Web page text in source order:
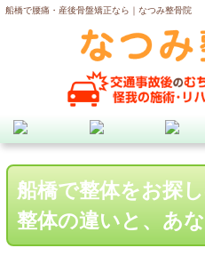
船橋で腰痛・産後骨盤矯正なら｜なつみ整骨院
船橋で整体をお探
整体の違いと、あ